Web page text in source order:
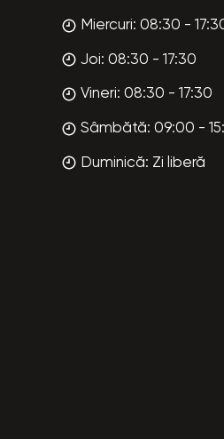
Miercuri: 08:30 -
Joi: 08:30 - 17:30
Vineri: 08:30 - 17:30
Sâmbătă: 09:00 -
Duminică: Zi liberă